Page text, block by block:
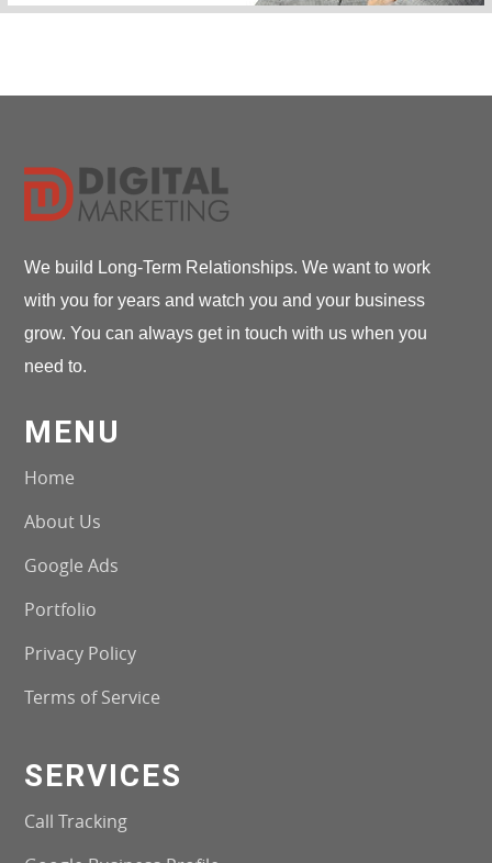
We build Long-Term Relationships. We want to work
with you for years and watch you and your business
grow. You can always get in touch with us when you
need to.
MENU
Home
About Us
Google Ads
Portfolio
Privacy Policy
Terms of Service
SERVICES
Call Tracking